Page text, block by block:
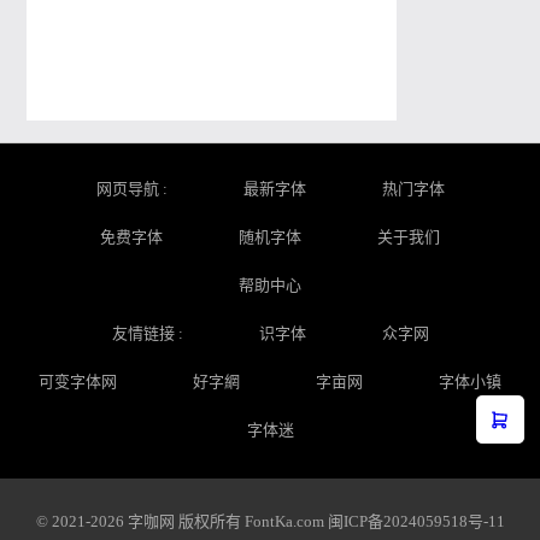
网页导航 : 最新字体 热门字体
免费字体 随机字体 关于我们
帮助中心
友情链接 : 识字体 众字网
可变字体网 好字網 字亩网 字体小镇
字体迷
© 2021-2026 字咖网 版权所有 FontKa.com 闽ICP备2024059518号-11